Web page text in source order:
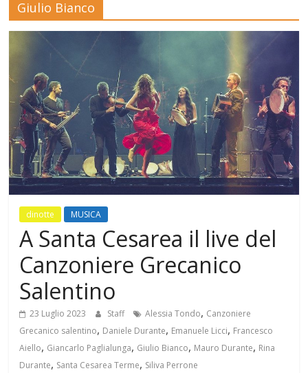
Mensile
di
turismo
e
curiosità
Giulio Bianco
dinotte MUSICA
A Santa Cesarea il live del
Canzoniere Grecanico
Salentino
23 Luglio 2023 Staff Alessia Tondo, Canzoniere
Grecanico salentino, Daniele Durante, Emanuele Licci, Francesco
Aiello, Giancarlo Paglialunga, Giulio Bianco, Mauro Durante, Rina
Durante, Santa Cesarea Terme, Siliva Perrone